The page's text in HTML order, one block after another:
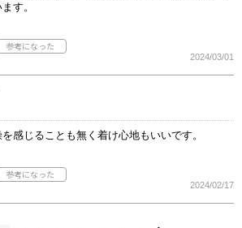
す。
2024/03/01
感じることも無く着け心地もいいです。
2024/02/17